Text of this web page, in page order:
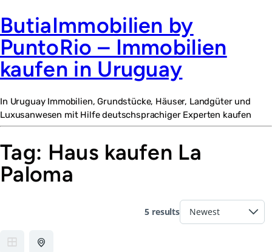
ButiaImmobilien by
PuntoRio – Immobilien
kaufen in Uruguay
In Uruguay Immobilien, Grundstücke, Häuser, Landgüter und
Luxusanwesen mit Hilfe deutschsprachiger Experten kaufen
Tag: Haus kaufen La
Paloma
5 results